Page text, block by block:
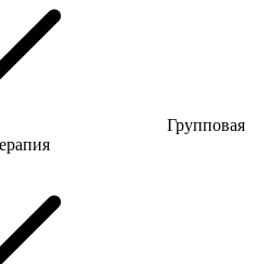
Групповая